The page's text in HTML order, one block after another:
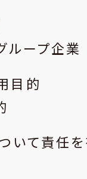
ループ企業
目的
いて責任